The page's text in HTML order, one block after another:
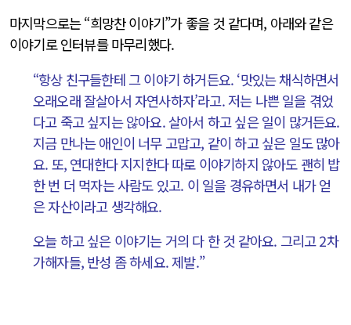
마지막으로는 “희망찬 이야기”가 좋을 것 같다며, 아래와 같은
이야기로 인터뷰를 마무리했다.
“항상 친구들한테 그 이야기 하거든요. ‘맛있는 채식하면서
오래오래 잘살아서 자연사하자’라고. 저는 나쁜 일을 겪었
다고 죽고 싶지는 않아요. 살아서 하고 싶은 일이 많거든요.
지금 만나는 애인이 너무 고맙고, 같이 하고 싶은 일도 많아
요. 또, 연대한다 지지한다 따로 이야기하지 않아도 괜히 밥
한 번 더 먹자는 사람도 있고. 이 일을 경유하면서 내가 얻
은 자산이라고 생각해요.
오늘 하고 싶은 이야기는 거의 다 한 것 같아요. 그리고 2차
가해자들, 반성 좀 하세요. 제발.”